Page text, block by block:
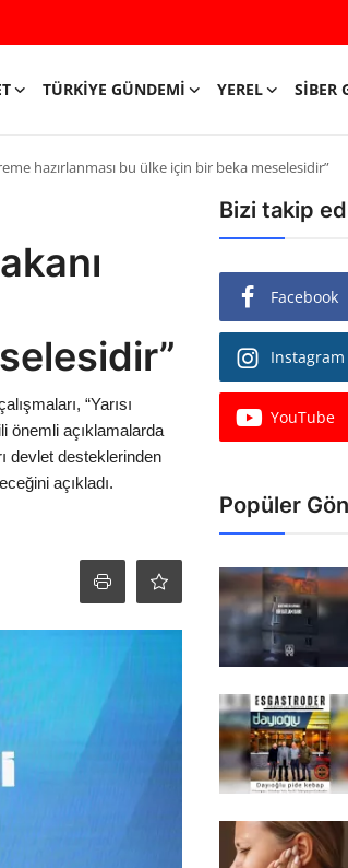
TÜRKIYE GÜNDEMI YEREL SIBER
hazırlanması bu ülke için bir beka meselesidir”
“Yarısı
önemli açıklamalarda
devlet desteklerinden
açıkladı.
Bizi takip
Facebook
Instagram
YouTube
Popüler